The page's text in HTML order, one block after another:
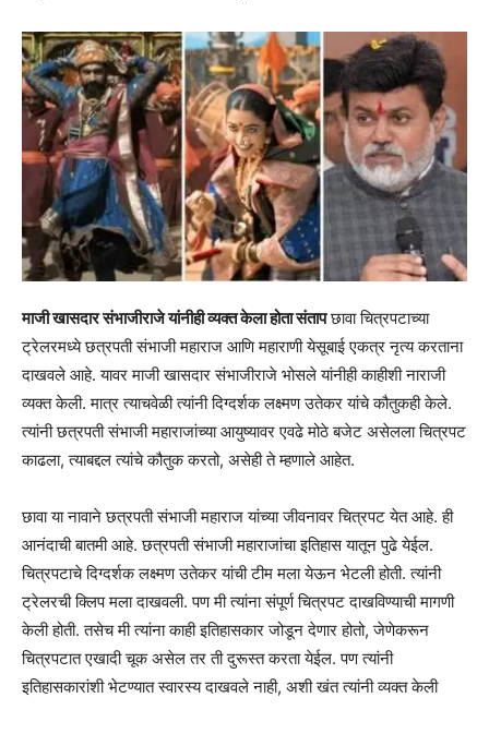
माजी खासदार संभाजीराजे यांनीही व्यक्त केला होता संतापछावा चित्रपटाच्या
ट्रेलरमध्ये छत्रपती संभाजी महाराज आणि महाराणी येसूबाई एकत्र नृत्य करताना
दाखवले आहे. यावर माजी खासदार संभाजीराजे भोसले यांनीही काहीशी नाराजी
व्यक्त केली. मात्र त्याचवेळी त्यांनी दिग्दर्शक लक्ष्मण उतेकर यांचे कौतुकही केले.
त्यांनी छत्रपती संभाजी महाराजांच्या आयुष्यावर एवढे मोठे बजेट असेलला चित्रपट
काढला, त्याबद्दल त्यांचे कौतुक करतो, असेही ते म्हणाले आहेत.
छावा या नावाने छत्रपती संभाजी महाराज यांच्या जीवनावर चित्रपट येत आहे. ही
आनंदाची बातमी आहे. छत्रपती संभाजी महाराजांचा इतिहास यातून पुढे येईल.
चित्रपटाचे दिग्दर्शक लक्ष्मण उतेकर यांची टीम मला येऊन भेटली होती. त्यांनी
ट्रेलरची क्लिप मला दाखवली. पण मी त्यांना संपूर्ण चित्रपट दाखविण्याची मागणी
केली होती. तसेच मी त्यांना काही इतिहासकार जोडून देणार होतो, जेणेकरून
चित्रपटात एखादी चूक असेल तर ती दुरूस्त करता येईल. पण त्यांनी
इतिहासकारांशी भेटण्यात स्वारस्य दाखवले नाही, अशी खंत त्यांनी व्यक्त केली